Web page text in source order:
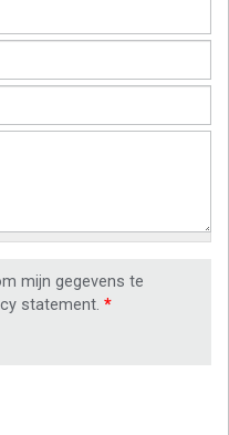
mijn gegevens te
statement. *